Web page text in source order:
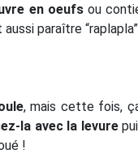
en oeufsou
paraître
, mais cette fois,
la avec la levure
!